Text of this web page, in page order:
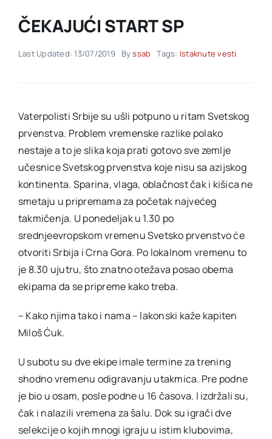
Akti SSAB
ČEKAJUĆI START SP
Last Updated: 13/07/2019 Byssab Tags: Istaknute vesti
Vaterpolisti Srbije su ušli potpuno u ritam Svetskog
prvenstva. Problem vremenske razlike polako
nestaje a to je slika koja prati gotovo sve zemlje
učesnice Svetskog prvenstva koje nisu sa azijskog
kontinenta. Sparina, vlaga, oblačnost čak i kišica ne
smetaju u pripremama za početak najvećeg
takmičenja. U ponedeljak u 1.30 po
srednjeevropskom vremenu Svetsko prvenstvo će
otvoriti Srbija i Crna Gora. Po lokalnom vremenu to
je 8.30 ujutru, što znatno otežava posao obema
ekipama da se pripreme kako treba.
– Kako njima tako i nama – lakonski kaže kapiten
Miloš Ćuk.
U subotu su dve ekipe imale termine za trening
shodno vremenu odigravanju utakmica. Pre podne
je bio u osam, posle podne u 16 časova. I izdržali su,
čak i nalazili vremena za šalu. Dok su igrači dve
selekcije o kojih mnogi igraju u istim klubovima,